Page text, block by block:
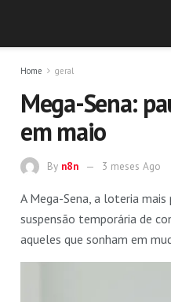
Home geral
Mega-Sena:
em maio
By n8n 3 meses Ago
A Mega-Sena, a loteria
suspensão temporária de
aqueles que sonham em